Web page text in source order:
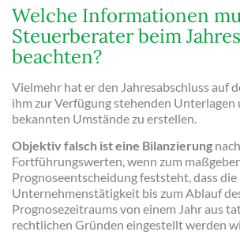
Welche Informationen
Steuerberater beim
beachten?
Vielmehr hat er den Jahresabschluss auf
ihm zur Verfügung stehenden Unterlagen
bekannten Umstände zu erstellen.
Objektiv falsch ist eine Bilanzierung nach
Fortführungswerten, wenn zum
Prognoseentscheidung feststeht, dass die
Unternehmenstätigkeit bis zum Ablauf
Prognosezeitraums von einem Jahr aus
rechtlichen Gründen eingestellt werden